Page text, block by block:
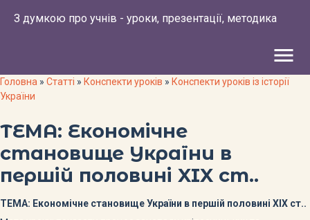
З думкою про учнів - уроки, презентації, методика
menu
Головна » Статті » Конспекти уроків » Конспекти уроків із історії
України
ТЕМА: Економічне
становище України в
першій половині XIX ст..
ТЕМА: Економічне становище України в першій половині XIX ст..